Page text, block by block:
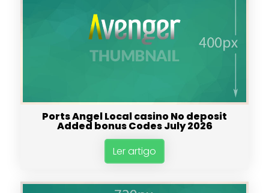
Ports Angel Local casino No deposit
Added bonus Codes July 2026
Ler artigo